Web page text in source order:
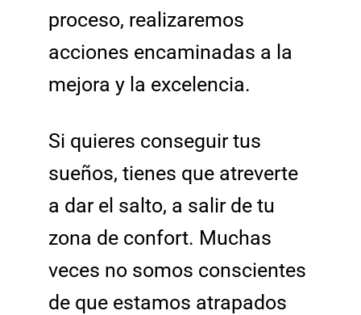
proceso, realizaremos
acciones encaminadas a la
mejora y la excelencia.
Si quieres conseguir tus
sueños, tienes que atreverte
a dar el salto, a salir de tu
zona de confort. Muchas
veces no somos conscientes
de que estamos atrapados